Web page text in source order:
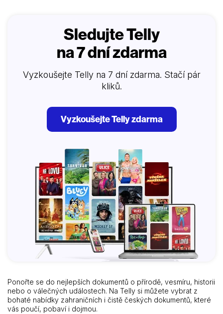
Sledujte Telly
na 7 dní zdarma
Vyzkoušejte Telly na 7 dní zdarma. Stačí pár
kliků.
Vyzkoušejte Telly zdarma
Ponořte se do nejlepších dokumentů o přírodě, vesmíru, historii
nebo o válečných událostech. Na Telly si můžete vybrat z
bohaté nabídky zahraničních i čistě českých dokumentů, které
vás poučí, pobaví i dojmou.